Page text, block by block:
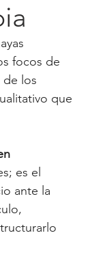
focos de
de los
que
es el
ante la